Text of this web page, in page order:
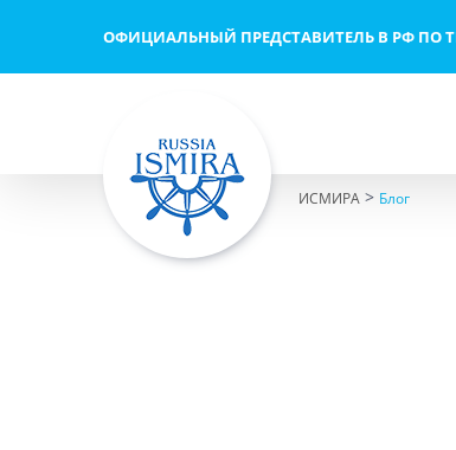
ОФИЦИАЛЬНЫЙ ПРЕДСТАВИТЕЛЬ В РФ ПО
ИСМИРА > Блог